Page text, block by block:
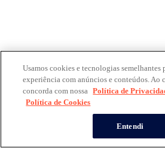
Usamos cookies e tecnologias semelhantes
experiência com anúncios e conteúdos. Ao
concorda com nossa Política de
Política de Cookies
Entendi